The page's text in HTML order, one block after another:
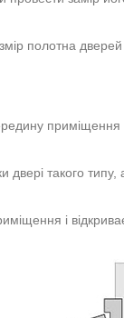
полотна
такого типу,
і